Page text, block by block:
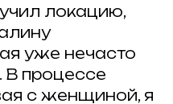
локацию,
уже нечасто
В процессе
с женщиной, я